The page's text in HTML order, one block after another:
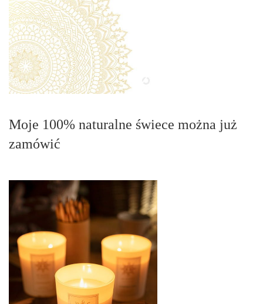
Moje 100% naturalne świece można już
zamówić